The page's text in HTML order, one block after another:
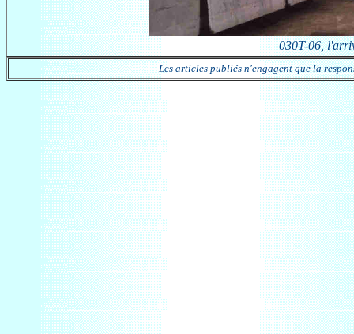
030T-06,
Les articles publiés n'engagent que la